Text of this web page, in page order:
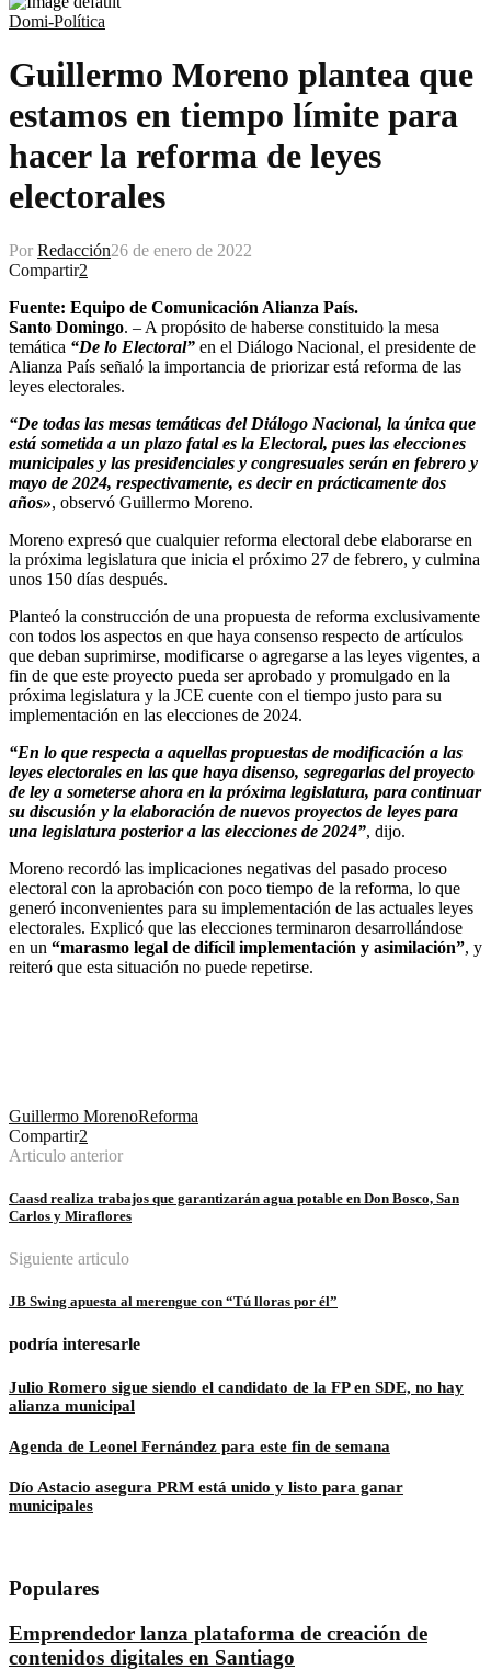
Domi-Política
Guillermo Moreno plantea que
estamos en tiempo límite para
hacer la reforma de leyes
electorales
Por Redacción26 de enero de 2022
Compartir2
Fuente: Equipo de Comunicación Alianza País.
Santo Domingo. – A propósito de haberse constituido la mesa
temática “De lo Electoral” en el Diálogo Nacional, el presidente de
Alianza País señaló la importancia de priorizar está reforma de las
leyes electorales.
“De todas las mesas temáticas del Diálogo Nacional, la única que
está sometida a un plazo fatal es la Electoral, pues las elecciones
municipales y las presidenciales y congresuales serán en febrero y
mayo de 2024, respectivamente, es decir en prácticamente dos
años», observó Guillermo Moreno.
Moreno expresó que cualquier reforma electoral debe elaborarse en
la próxima legislatura que inicia el próximo 27 de febrero, y culmina
unos 150 días después.
Planteó la construcción de una propuesta de reforma exclusivamente
con todos los aspectos en que haya consenso respecto de artículos
que deban suprimirse, modificarse o agregarse a las leyes vigentes, a
fin de que este proyecto pueda ser aprobado y promulgado en la
próxima legislatura y la JCE cuente con el tiempo justo para su
implementación en las elecciones de 2024.
“En lo que respecta a aquellas propuestas de modificación a las
leyes electorales en las que haya disenso, segregarlas del proyecto
de ley a someterse ahora en la próxima legislatura, para continuar
su discusión y la elaboración de nuevos proyectos de leyes para
una legislatura posterior a las elecciones de 2024”, dijo.
Moreno recordó las implicaciones negativas del pasado proceso
electoral con la aprobación con poco tiempo de la reforma, lo que
generó inconvenientes para su implementación de las actuales leyes
electorales. Explicó que las elecciones terminaron desarrollándose
en un “marasmo legal de difícil implementación y asimilación”, y
reiteró que esta situación no puede repetirse.
Guillermo MorenoReforma
Compartir2
Articulo anterior
Caasd realiza trabajos que garantizarán agua potable en Don Bosco, San
Carlos y Miraflores
Siguiente articulo
JB Swing apuesta al merengue con “Tú lloras por él”
podría interesarle
Julio Romero sigue siendo el candidato de la FP en SDE, no hay
alianza municipal
Agenda de Leonel Fernández para este fin de semana
Dío Astacio asegura PRM está unido y listo para ganar
municipales
Populares
Emprendedor lanza plataforma de creación de
contenidos digitales en Santiago